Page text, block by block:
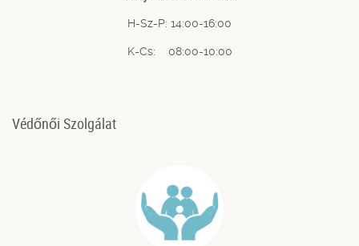
H-Sz-P: 14:00-16:00
K-Cs: 08:00-10:00
Védőnői Szolgálat